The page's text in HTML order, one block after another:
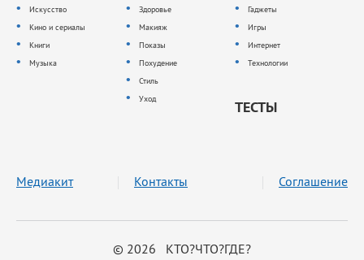
Искусство
Кино и сериалы
Книги
Музыка
Здоровье
Макияж
Показы
Похудение
Стиль
Уход
Гаджеты
Игры
Интернет
Технологии
ТЕСТЫ
© 2026 КТО?ЧТО?ГДЕ?
Медиакит Контакты Соглашение